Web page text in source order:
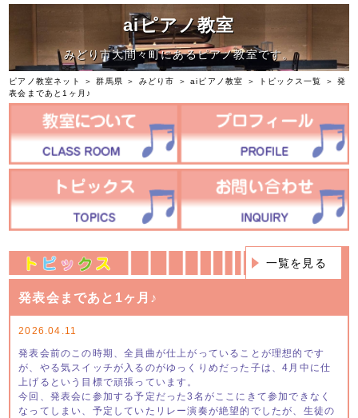
aiピアノ教室
みどり市大間々町にあるピアノ教室です。
ピアノ教室ネット ＞群馬県 ＞ みどり市 ＞aiピアノ教室 ＞ トピックス一覧
＞ 発
表会まであと1ヶ月♪
一覧を見る
発表会まであと1ヶ月♪
2026.04.11
発表会前のこの時期、全員曲が仕上がっていることが理想的です
が、やる気スイッチが入るのがゆっくりめだった子は、4月中に仕
上げるという目標で頑張っています。
今回、発表会に参加する予定だった3名がここにきて参加できなく
なってしまい、予定していたリレー演奏が絶望的でしたが、生徒の